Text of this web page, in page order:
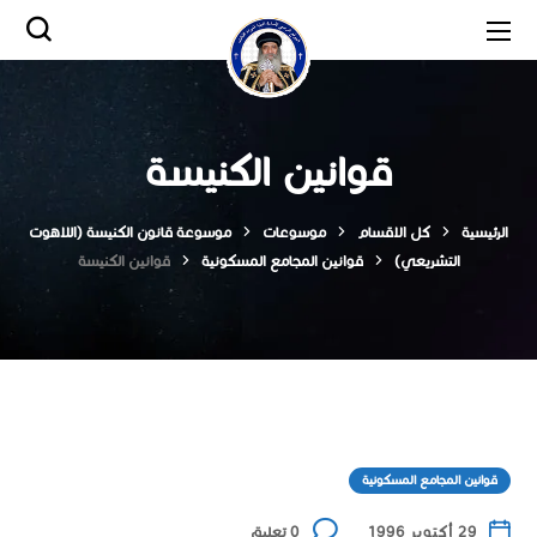
قوانين الكنيسة
الرئيسية كل الاقسام موسوعات
موسوعة قانون الكنيسة (اللاهوت
التشريعي)
قوانين المجامع المسكونية قوانين الكنيسة
قوانين المجامع المسكونية
29 أكتوبر 1996 0 تعليق